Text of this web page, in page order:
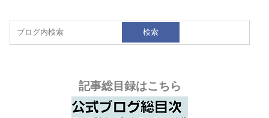
検索
記事総目録はこちら